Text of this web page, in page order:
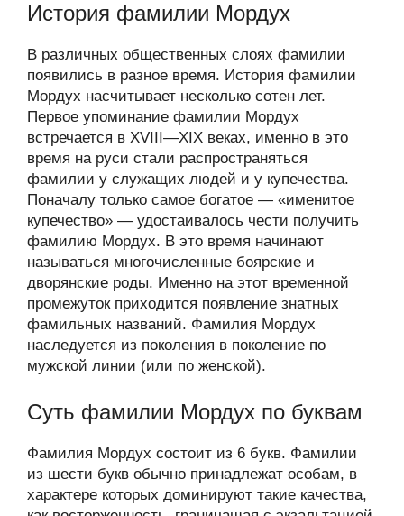
История фамилии Мордух
В различных общественных слоях фамилии
появились в разное время. История фамилии
Мордух насчитывает несколько сотен лет.
Первое упоминание фамилии Мордух
встречается в XVIII—XIX веках, именно в это
время на руси стали распространяться
фамилии у служащих людей и у купечества.
Поначалу только самое богатое — «именитое
купечество» — удостаивалось чести получить
фамилию Мордух. В это время начинают
называться многочисленные боярские и
дворянские роды. Именно на этот временной
промежуток приходится появление знатных
фамильных названий. Фамилия Мордух
наследуется из поколения в поколение по
мужской линии (или по женской).
Суть фамилии Мордух по буквам
Фамилия Мордух состоит из 6 букв. Фамилии
из шести букв обычно принадлежат особам, в
характере которых доминируют такие качества,